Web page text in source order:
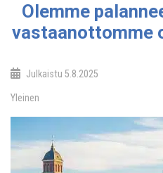
Olemme
vastaanottomme
Julkaistu 5.8.2025
Yleinen